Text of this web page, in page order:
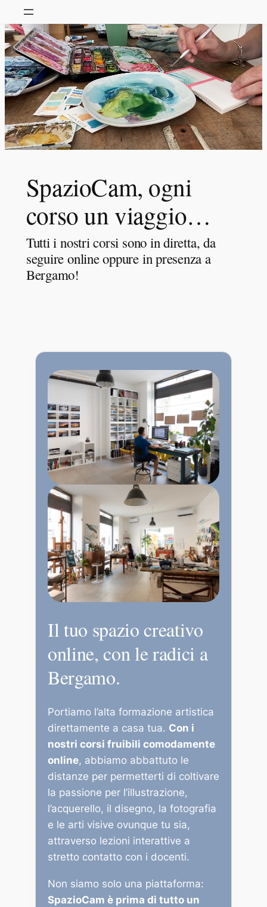
SpazioCam, ogni
corso un viaggio…
Tutti i nostri corsi sono in diretta, da
seguire online oppure in presenza a
Bergamo!
Il tuo spazio creativo
online, con le radici a
Bergamo.
Portiamo l’alta formazione artistica
direttamente a casa tua. Con i
nostri corsi fruibili comodamente
online, abbiamo abbattuto le
distanze per permetterti di coltivare
la passione per l’illustrazione,
l’acquerello, il disegno, la fotografia
e le arti visive ovunque tu sia,
attraverso lezioni interattive a
stretto contatto con i docenti.
Non siamo solo una piattaforma:
SpazioCam è prima di tutto un